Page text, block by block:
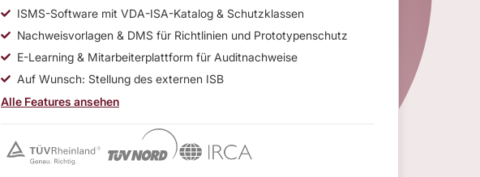
ISMS-Software mit VDA-ISA-Katalog & Schutzklassen
Nachweisvorlagen & DMS für Richtlinien und Prototypenschutz
E-Learning & Mitarbeiterplattform für Auditnachweise
Auf Wunsch: Stellung des externen ISB
Alle Features ansehen